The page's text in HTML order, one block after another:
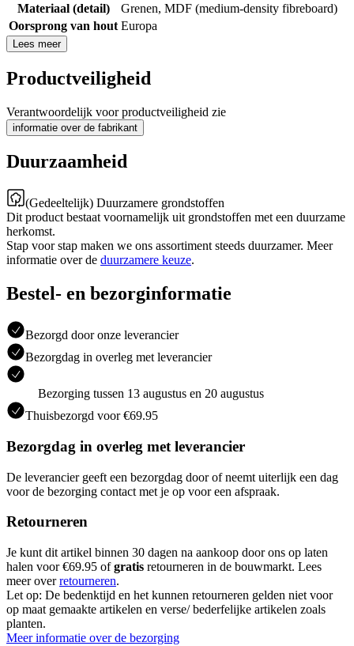
Materiaal (detail)
Grenen, MDF (medium-density fibreboard)
Oorsprong van hout Europa
Lees meer
Productveiligheid
Verantwoordelijk voor productveiligheid zie
informatie over de fabrikant
Duurzaamheid
(Gedeeltelijk) Duurzamere grondstoffen
Dit product bestaat voornamelijk uit grondstoffen met een duurzame
herkomst.
Stap voor stap maken we ons assortiment steeds duurzamer. Meer
informatie over de duurzamere keuze.
Bestel- en bezorginformatie
Bezorgd door onze leverancier
Bezorgdag in overleg met leverancier
Bezorging tussen 13 augustus en 20 augustus
Thuisbezorgd voor €69.95
Bezorgdag in overleg met leverancier
De leverancier geeft een bezorgdag door of neemt uiterlijk een dag
voor de bezorging contact met je op voor een afspraak.
Retourneren
Je kunt dit artikel binnen 30 dagen na aankoop door ons op laten
halen voor €69.95 ofgratis retourneren in de bouwmarkt. Lees
meer overretourneren.
Let op: De bedenktijd en het kunnen retourneren gelden niet voor
op maat gemaakte artikelen en verse/ bederfelijke artikelen zoals
planten.
Meer informatie over de bezorging